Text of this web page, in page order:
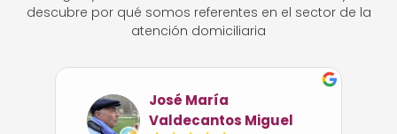
descubre por qué somos referentes en el sector de la
atención domiciliaria
José María
Valdecantos Miguel